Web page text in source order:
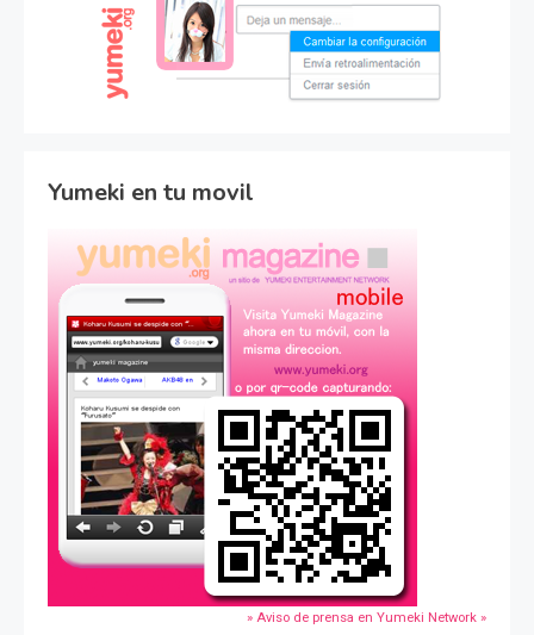
Yumeki en tu movil
» Aviso de prensa en Yumeki Network »